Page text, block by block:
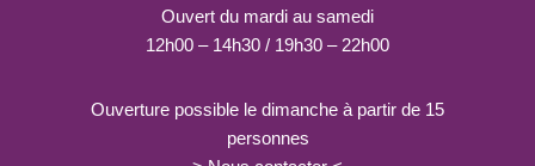
Ouvert du mardi au samedi
12h00 – 14h30 / 19h30 – 22h00
Ouverture possible le dimanche à partir de 15
personnes